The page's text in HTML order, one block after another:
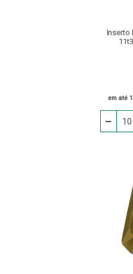
Inserto
em até